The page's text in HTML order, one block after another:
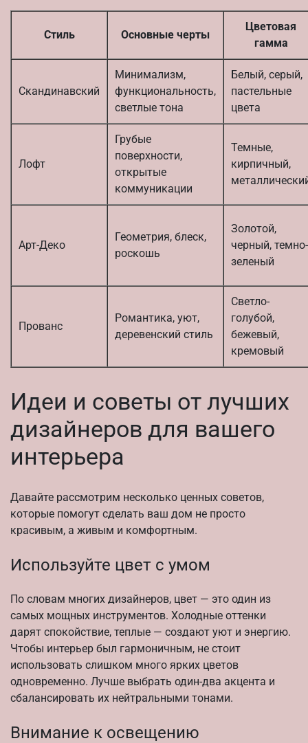
Стиль Основные черты
Цветовая
гамма
Скандинавский
Минимализм,
функциональность,
светлые тона
Белый, серый,
пастельные
цвета
Лофт
Грубые
поверхности,
открытые
коммуникации
Темные,
кирпичный,
Арт-Деко
Геометрия, блеск,
роскошь
Золотой,
черный, темно-
зеленый
Прованс
Романтика, уют,
деревенский стиль
Светло-
голубой,
бежевый,
кремовый
Идеи и советы от лучших
дизайнеров для вашего
интерьера
Давайте рассмотрим несколько ценных советов,
которые помогут сделать ваш дом не просто
красивым, а живым и комфортным.
Используйте цвет с умом
По словам многих дизайнеров, цвет — это один из
самых мощных инструментов. Холодные оттенки
дарят спокойствие, теплые — создают уют и энергию.
Чтобы интерьер был гармоничным, не стоит
использовать слишком много ярких цветов
одновременно. Лучше выбрать один-два акцента и
сбалансировать их нейтральными тонами.
Внимание к освещению